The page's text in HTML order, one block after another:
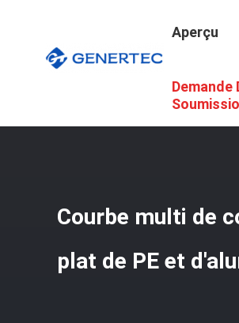
Aperçu
Demande
Plats
Courbe multi de
plat de PE et